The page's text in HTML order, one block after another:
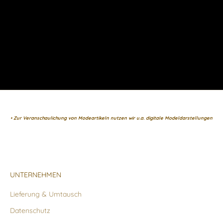
• Zur Veranschaulichung von Modeartikeln nutzen wir u.a. digitale Modeldarstellungen
UNTERNEHMEN
Lieferung & Umtausch
Datenschutz